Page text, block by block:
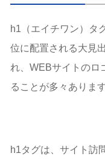
h1タグを無闇
h1をデザイン
h1タグの確認方法
ブラウザでソー
Google
h1タグにロゴ
h1（エイチワン）タ
位に配置される大見
れ、WEBサイトのロ
ることが多々あります
h1タグは、サイト訪